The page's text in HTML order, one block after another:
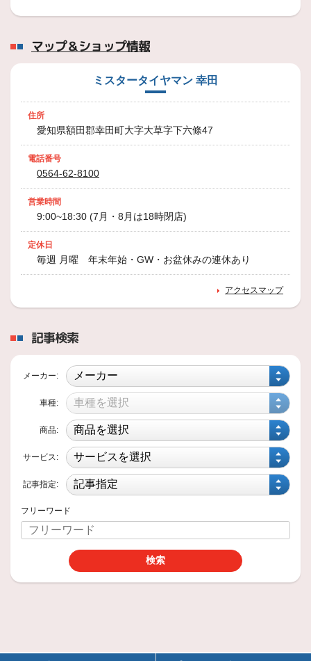
マップ＆ショップ情報
ミスタータイヤマン 幸田
住所
愛知県額田郡幸田町大字大草字下六條47
電話番号
0564-62-8100
営業時間
9:00~18:30 (7月・8月は18時閉店)
定休日
毎週 月曜 年末年始・GW・お盆休みの連休あり
アクセスマップ
記事検索
メーカー:
車種:
商品:
サービス:
記事指定:
フリーワード